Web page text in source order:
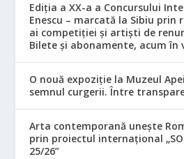
Ediția a XX-a a Concursului
Enescu – marcată la Sibiu prin
ai competiției și artiști de
Bilete și abonamente, acum în
O nouă expoziție la Muzeul
semnul curgerii. Între
Arta contemporană unește
prin proiectul internațional
25/26”